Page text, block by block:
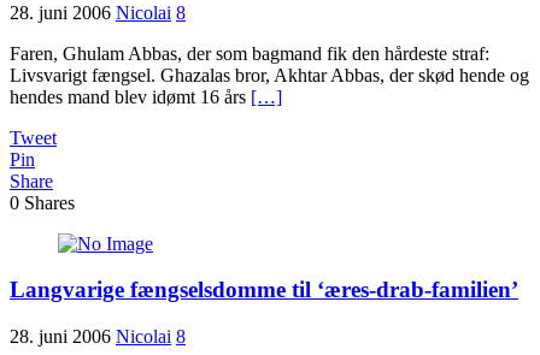
28. juni 2006 Nicolai 8
Faren, Ghulam Abbas, der som bagmand fik den hårdeste straf:
Livsvarigt fængsel. Ghazalas bror, Akhtar Abbas, der skød hende og
hendes mand blev idømt 16 års […]
Tweet
Pin
Share
0 Shares
Langvarige fængselsdomme til ‘æres-drab-familien’
28. juni 2006 Nicolai 8